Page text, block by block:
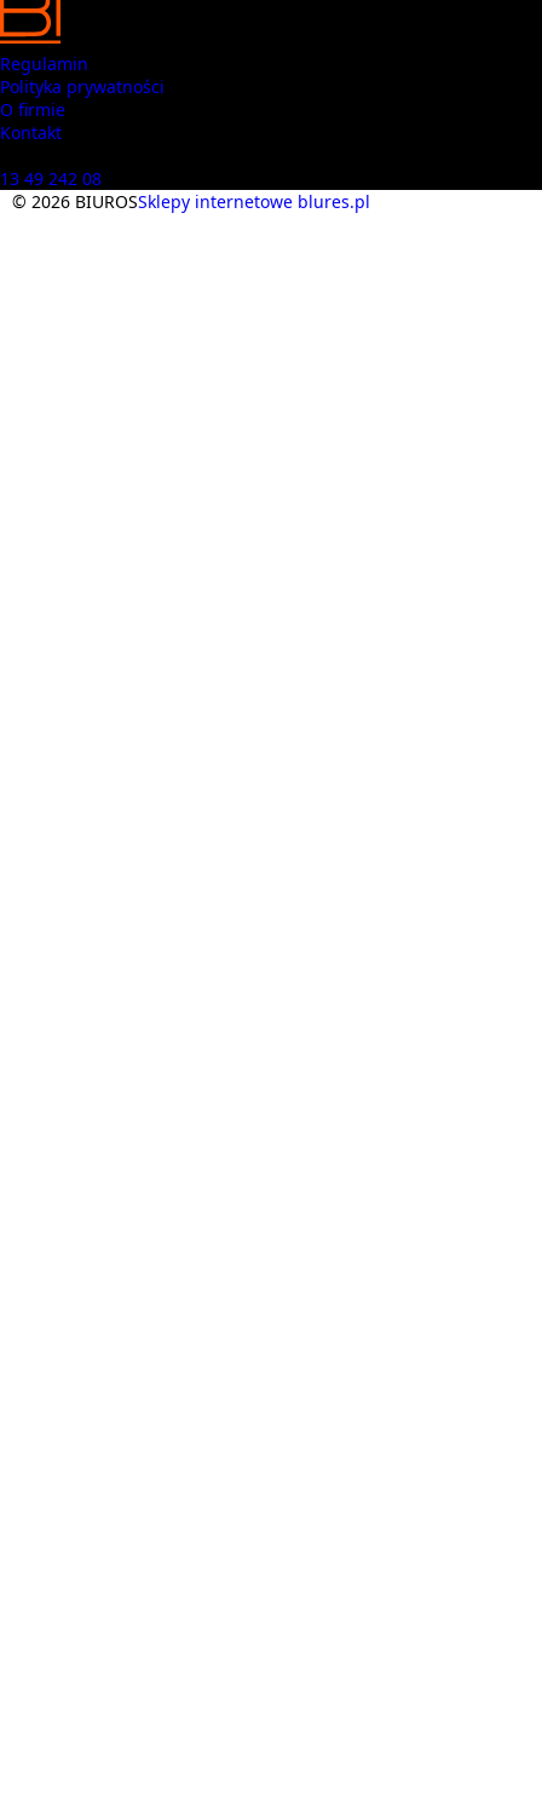
Regulamin
Polityka prywatności
O firmie
Kontakt
13 49 242 08
© 2026 BIUROSSklepy internetowe blures.pl